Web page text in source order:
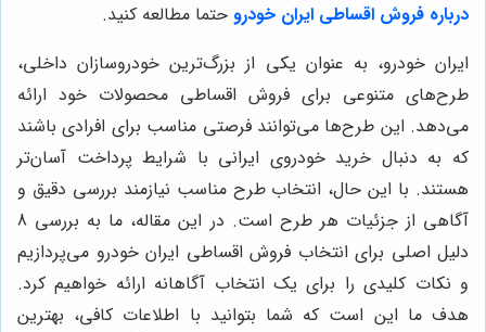
درباره فروش اقساطی ایران خودرو حتما مطالعه کنید.
ایران خودرو، به عنوان یکی از بزرگ‌ترین خودروسازان داخلی،
طرح‌های متنوعی برای فروش اقساطی محصولات خود ارائه
می‌دهد. این طرح‌ها می‌توانند فرصتی مناسب برای افرادی باشند
که به دنبال خرید خودروی ایرانی با شرایط پرداخت آسان‌تر
هستند. با این حال، انتخاب طرح مناسب نیازمند بررسی دقیق و
آگاهی از جزئیات هر طرح است. در این مقاله، ما به بررسی 8
دلیل اصلی برای انتخاب فروش اقساطی ایران خودرو می‌پردازیم
و نکات کلیدی را برای یک انتخاب آگاهانه ارائه خواهیم کرد.
هدف ما این است که شما بتوانید با اطلاعات کافی، بهترین